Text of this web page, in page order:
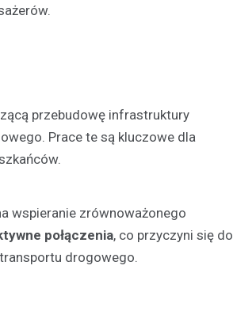
przebudowę infrastruktury
Prace te są kluczowe dla
wspieranie zrównoważonego
połączenia, co przyczyni się do
drogowego.
Aktualności
Chłodne dni stanowią ryzyko dla
osób bezdomnych: jak miejska
19 lutego 2025
Niska temperatura, która panuje za oknem,
to nie tylko dyskomfort, ale także realne